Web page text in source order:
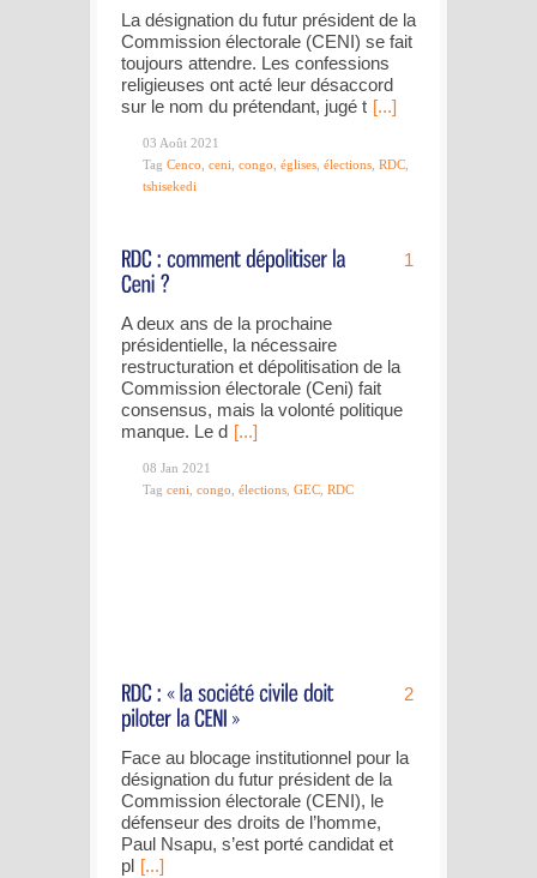
La désignation du futur président de la
Commission électorale (CENI) se fait
toujours attendre. Les confessions
religieuses ont acté leur désaccord
sur le nom du prétendant, jugé t [...]
03 Août 2021
Tag Cenco ceni congo églises élections RDC
tshisekedi
1
A deux ans de la prochaine
présidentielle, la nécessaire
restructuration et dépolitisation de la
Commission électorale (Ceni) fait
consensus, mais la volonté politique
manque. Le d [...]
08 Jan 2021
Tag ceni congo élections GEC RDC
2
Face au blocage institutionnel pour la
désignation du futur président de la
Commission électorale (CENI), le
défenseur des droits de l’homme,
Paul Nsapu, s’est porté candidat et
pl [...]